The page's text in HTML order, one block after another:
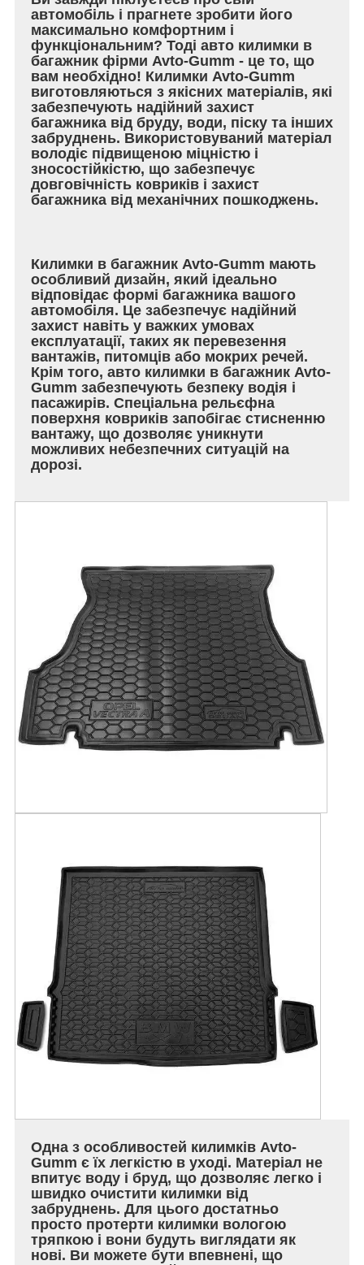
автомобіль і прагнете зробити його
максимально комфортним і
функціональним? Тоді авто килимки в
багажник фірми Avto-Gumm - це то, що
вам необхідно! Килимки Avto-Gumm
виготовляються з якісних матеріалів, які
забезпечують надійний захист
багажника від бруду, води, піску та інших
забруднень. Використовуваний матеріал
володіє підвищеною міцністю і
зносостійкістю, що забезпечує
довговічність ковриків і захист
багажника від механічних пошкоджень.
Килимки в багажник Avto-Gumm мають
особливий дизайн, який ідеально
відповідає формі багажника вашого
автомобіля. Це забезпечує надійний
захист навіть у важких умовах
експлуатації, таких як перевезення
вантажів, питомців або мокрих речей.
Крім того, авто килимки в багажник Avto-
Gumm забезпечують безпеку водія і
пасажирів. Спеціальна рельєфна
поверхня ковриків запобігає стисненню
вантажу, що дозволяє уникнути
можливих небезпечних ситуацій на
дорозі.
Одна з особливостей килимків Avto-
Gumm є їх легкістю в уході. Матеріал не
впитує воду і бруд, що дозволяє легко і
швидко очистити килимки від
забруднень. Для цього достатньо
просто протерти килимки вологою
тряпкою і вони будуть виглядати як
нові. Ви можете бути впевнені, що